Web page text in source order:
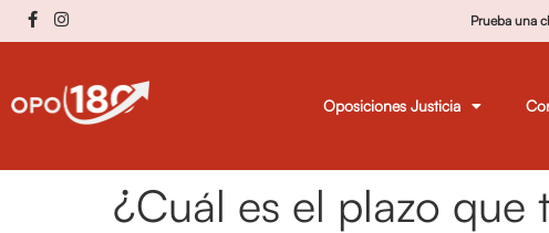
Prueba una
Oposiciones Justicia
¿Cuál es el plazo